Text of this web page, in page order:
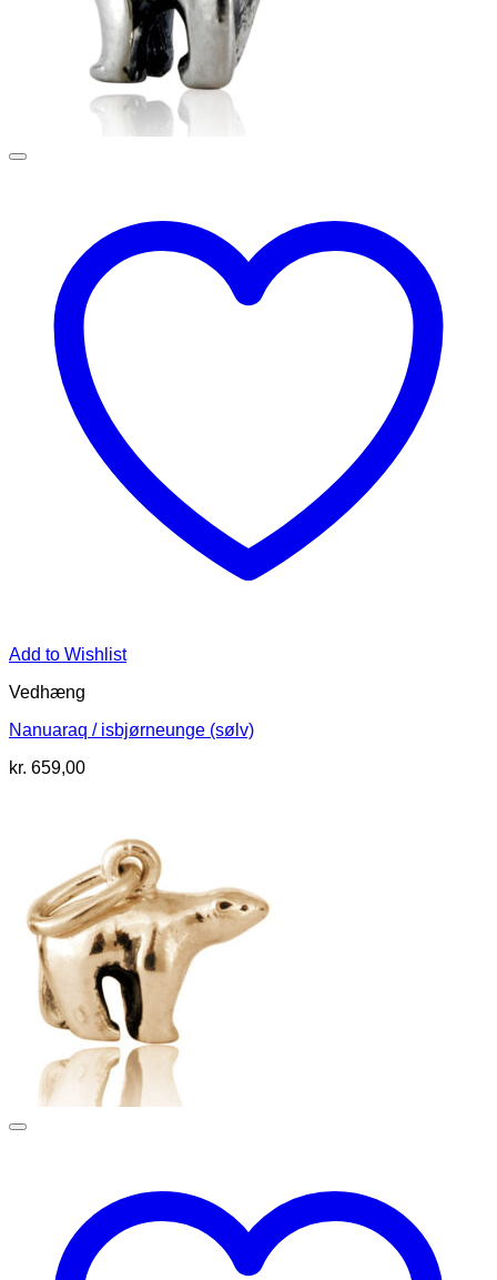
Add to Wishlist
Vedhæng
Nanuaraq / isbjørneunge (sølv)
kr. 659,00